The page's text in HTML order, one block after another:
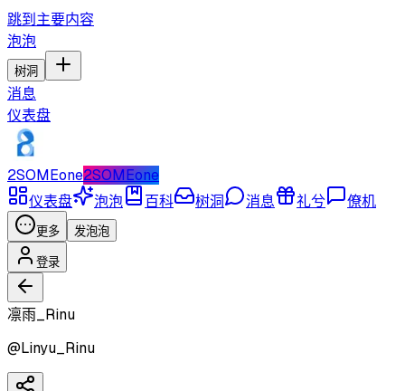
跳到主要内容
泡泡
树洞
消息
仪表盘
2SOMEone2SOMEone
仪表盘
泡泡 百科 树洞 消息 礼兮 僚机
更多 发泡泡
登录
凛雨_Rinu
@Linyu_Rinu